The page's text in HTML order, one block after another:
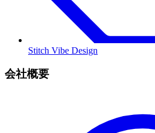
Stitch Vibe Design
会社概要